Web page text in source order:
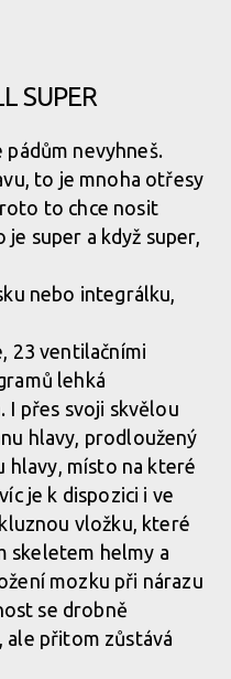
SUPER
pádům nevyhneš.
to je mnoha otřesy
to chce nosit
super a když super,
nebo integrálku,
23 ventilačními
lehká
přes svoji skvělou
hlavy, prodloužený
hlavy, místo na které
je k dispozici i ve
vložku, které
skeletem helmy a
mozku při nárazu
se drobně
ale přitom zůstává